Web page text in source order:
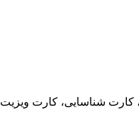
کارت شناسایی، کارت ویزیت